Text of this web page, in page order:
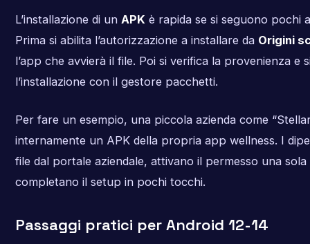
L’installazione di un APK è rapida se si seguono pochi
Prima si abilita l’autorizzazione a installare da Origini
l’app che avvierà il file. Poi si verifica la provenienza e
l’installazione con il gestore pacchetti.
Per fare un esempio, una piccola azienda come
internamente un APK della propria app wellness. I
file dal portale aziendale, attivano il permesso una
completano il setup in pochi tocchi.
Passaggi pratici per Android 12-14